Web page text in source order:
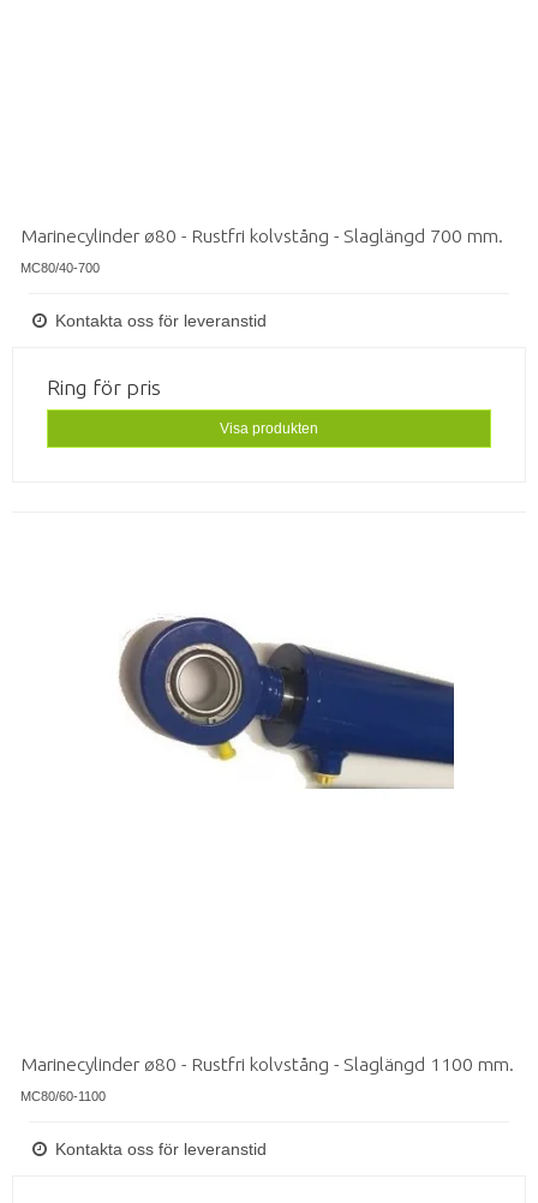
Marinecylinder ø80 - Rustfri kolvstång - Slaglängd 700 mm.
MC80/40-700
Kontakta oss för leveranstid
Ring för pris
Visa produkten
Marinecylinder ø80 - Rustfri kolvstång - Slaglängd 1100 mm.
MC80/60-1100
Kontakta oss för leveranstid